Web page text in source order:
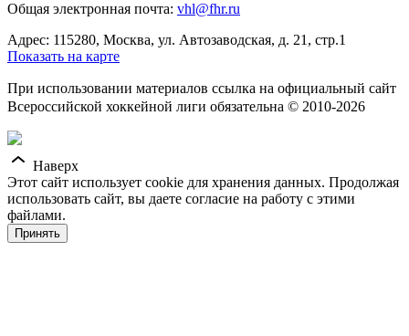
Общая электронная почта: vhl@fhr.ru
Адрес: 115280, Москва, ул. Автозаводская, д. 21, стр.1
Показать на карте
При использовании материалов ссылка на официальный сайт
Всероссийской хоккейной лиги обязательна © 2010-2026
Наверх
Этот сайт использует cookie для хранения данных. Продолжая
использовать сайт, вы даете согласие на работу с этими
файлами.
Принять